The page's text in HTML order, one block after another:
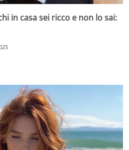
in casa sei ricco e non lo sai: